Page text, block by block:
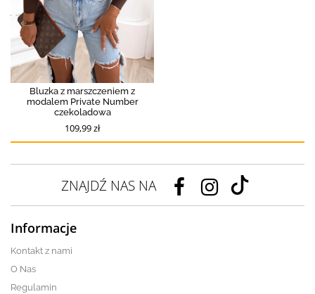
Bluzka z marszczeniem z
modalem Private Number
czekoladowa
109,99 zł
ZNAJDŹ NAS NA
Informacje
Kontakt z nami
O Nas
Regulamin